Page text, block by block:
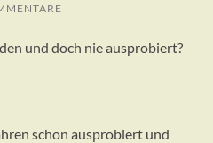
und doch nie ausprobiert?
schon ausprobiert und